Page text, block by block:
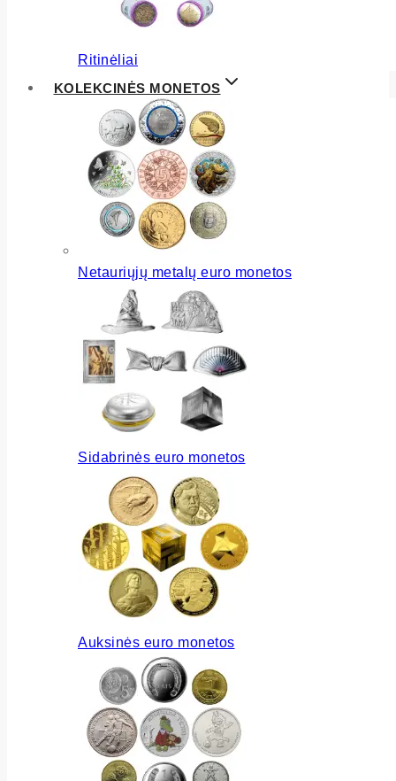
Ritinėliai
KOLEKCINĖS MONETOS
Netauriųjų metalų euro monetos
Sidabrinės euro monetos
Auksinės euro monetos